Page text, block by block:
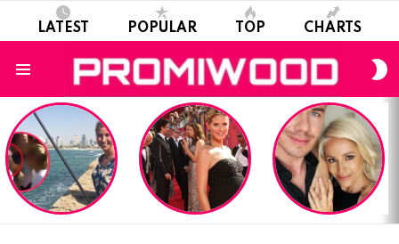
LATEST POPULAR TOP CHARTS
LATEST
STORIES